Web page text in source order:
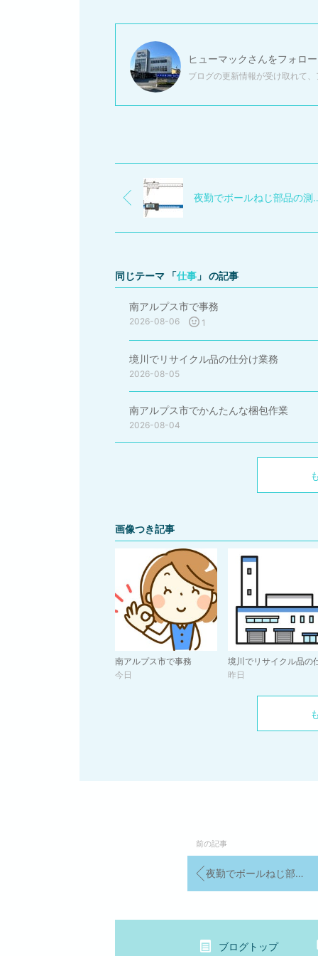
ヒューマック さんをフォロー
ブログの更新情報が受け取れて
夜勤でボ
同じテーマ 「仕事 」 の記事
南アルプス市で事務
2026-08-06 1
境川でリサイクル品の仕分け業務
2026-08-05
南アルプス市でかんたんな梱包作業
2026-08-04
画像つき記事
南アルプス市で事務
今日
昨日
前の記事
夜勤でボールねじ部品の測定検査
ブログトップ